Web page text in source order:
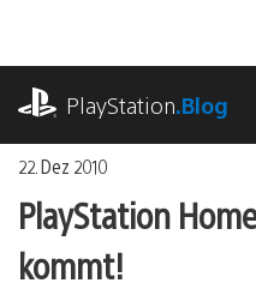
springen
PlayStation.Blog
22. Dez 2010
PlayStation
kommt!